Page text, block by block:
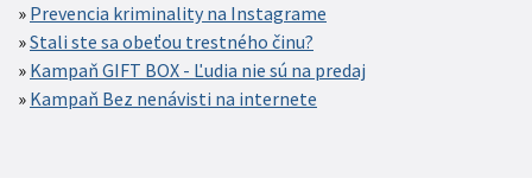
Prevencia kriminality na Instagrame
Stali ste sa obeťou trestného činu?
Kampaň GIFT BOX - Ľudia nie sú na predaj
Kampaň Bez nenávisti na internete